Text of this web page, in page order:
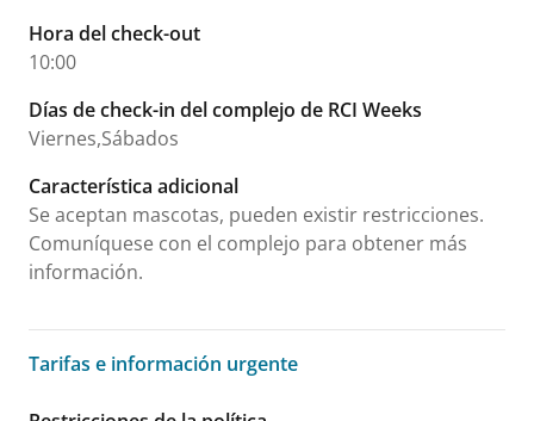
Hora del check-out
10:00
Días de check-in del complejo de RCI Weeks
Viernes,Sábados
Característica adicional
Se aceptan mascotas, pueden existir restricciones.
Comuníquese con el complejo para obtener más
información.
Tarifas e información urgente
Tarifas e información urgente